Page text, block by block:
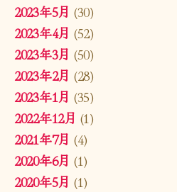
2023年5月 (30)
2023年4月 (52)
2023年3月 (50)
2023年2月 (28)
2023年1月 (35)
2022年12月 (1)
2021年7月 (4)
2020年6月 (1)
2020年5月 (1)